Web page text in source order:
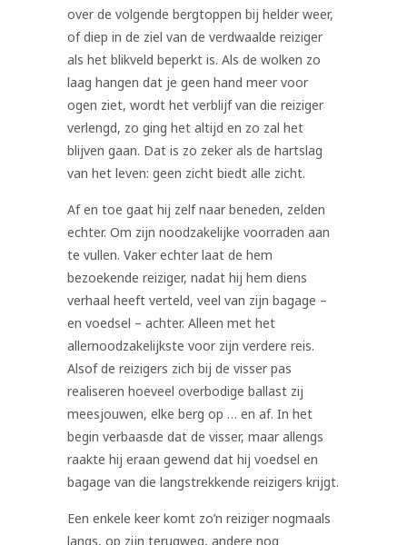
over de volgende bergtoppen bij helder weer,
of diep in de ziel van de verdwaalde reiziger
als het blikveld beperkt is. Als de wolken zo
laag hangen dat je geen hand meer voor
ogen ziet, wordt het verblijf van die reiziger
verlengd, zo ging het altijd en zo zal het
blijven gaan. Dat is zo zeker als de hartslag
van het leven: geen zicht biedt alle zicht.
Af en toe gaat hij zelf naar beneden, zelden
echter. Om zijn noodzakelijke voorraden aan
te vullen. Vaker echter laat de hem
bezoekende reiziger, nadat hij hem diens
verhaal heeft verteld, veel van zijn bagage –
en voedsel – achter. Alleen met het
allernoodzakelijkste voor zijn verdere reis.
Alsof de reizigers zich bij de visser pas
realiseren hoeveel overbodige ballast zij
meesjouwen, elke berg op … en af. In het
begin verbaasde dat de visser, maar allengs
raakte hij eraan gewend dat hij voedsel en
bagage van die langstrekkende reizigers krijgt.
Een enkele keer komt zo’n reiziger nogmaals
langs, op zijn terugweg, andere nog